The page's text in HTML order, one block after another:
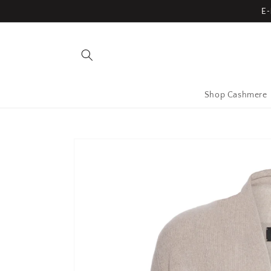
Shop Cashmere